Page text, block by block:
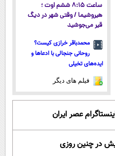
ساعت ۸:۱۵ ششم اوت ؛
هیروشیما / وقتی شهر در دیگ
قیر می‌جوشید
محمدباقر خرازی کیست؟
روحانی جنجالی با ادعاها و
ایده‌های تخیلی
فیلم های دیگر
عصر ایران